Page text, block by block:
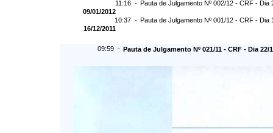
11:16 - Pauta de Julgamento Nº 002/12 - CRF - Dia
09/01/2012
10:37 - Pauta de Julgamento Nº 001/12 - CRF - Dia
16/12/2011
09:59 - Pauta de Julgamento Nº 021/11 - CRF - Dia 22/